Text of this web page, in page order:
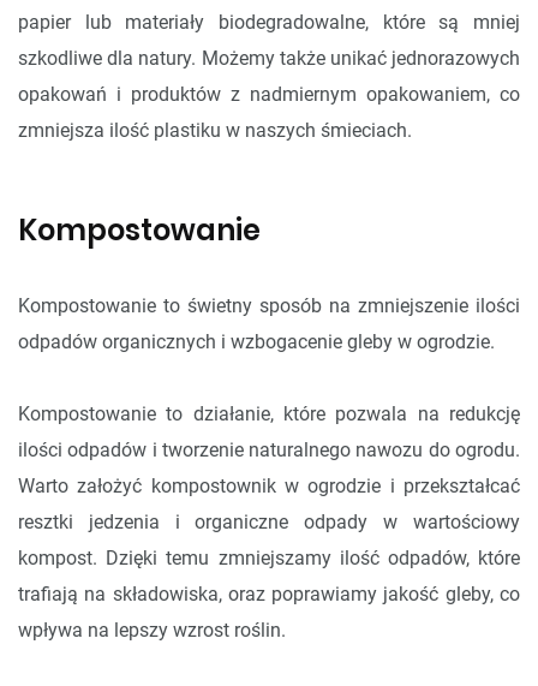
papier lub materiały biodegradowalne, które są mniej
szkodliwe dla natury. Możemy także unikać jednorazowych
opakowań i produktów z nadmiernym opakowaniem, co
zmniejsza ilość plastiku w naszych śmieciach.
Kompostowanie
Kompostowanie to świetny sposób na zmniejszenie ilości
odpadów organicznych i wzbogacenie gleby w ogrodzie.
Kompostowanie to działanie, które pozwala na redukcję
ilości odpadów i tworzenie naturalnego nawozu do ogrodu.
Warto założyć kompostownik w ogrodzie i przekształcać
resztki jedzenia i organiczne odpady w wartościowy
kompost. Dzięki temu zmniejszamy ilość odpadów, które
trafiają na składowiska, oraz poprawiamy jakość gleby, co
wpływa na lepszy wzrost roślin.